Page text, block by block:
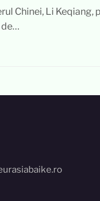
Chinei, Li Keqiang,
de…